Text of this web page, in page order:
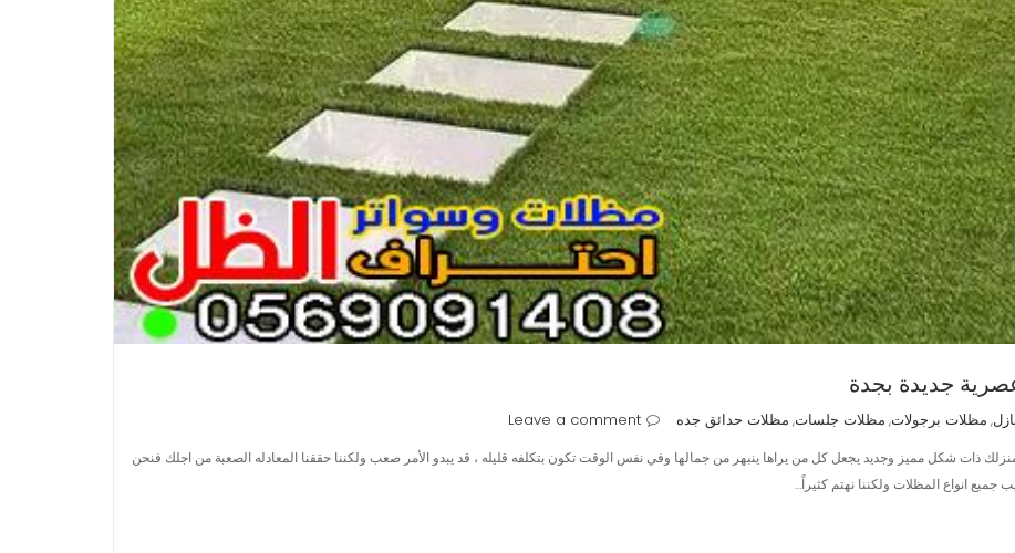
جديدة بجدة
, مظلات برجولات, مظلات جلسات, مظلات حدائق جده Leave a comment
شكل مميز وجديد يجعل كل من يراها ينبهر من جمالها وفي نفس الوقت تكون بتكلفه قليله ، قد يبدو الأمر صعب ولكننا حققنا المعادله الصعبة من اجلك فنحن
انواع المظلات ولكننا نهتم كثيراً…